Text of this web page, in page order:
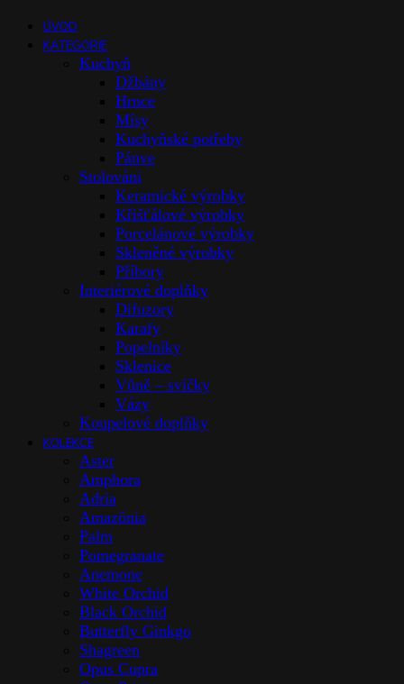
ÚVOD
KATEGORIE
Kuchyň
Džbány
Hrnce
Mísy
Kuchyňské potřeby
Pánve
Stolováni
Keramické výrobky
Křišťálové výrobky
Porcelánové výrobky
Skleněné výrobky
Příbory
Interiérové doplňky
Difuzory
Karafy
Popelníky
Sklenice
Vůně – svíčky
Vázy
Koupelové doplňky
KOLEKCE
Aster
Amphora
Adria
Amazōnia
Palm
Pomegranate
Anemone
White Orchid
Black Orchid
Butterfly Ginkgo
Shagreen
Opus Cupra